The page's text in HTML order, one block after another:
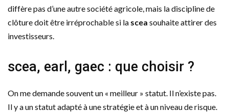
diffère pas d’une autre société agricole, mais la discipline de
clôture doit être irréprochable si la scea souhaite attirer des
investisseurs.
scea, earl, gaec : que choisir ?
On me demande souvent un « meilleur » statut. Il n’existe pas.
Il y a un statut adapté à une stratégie et à un niveau de risque.